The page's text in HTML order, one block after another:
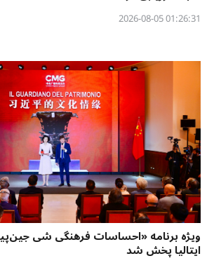
01:26:31 2026-08-05
ویژه برنامه «احساسات فرهنگی شی
ایتالیا پخش شد